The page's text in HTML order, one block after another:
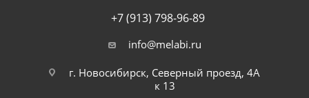
+7 (913) 798-96-89
info@melabi.ru
г. Новосибирск, Северный проезд, 4А
к 13